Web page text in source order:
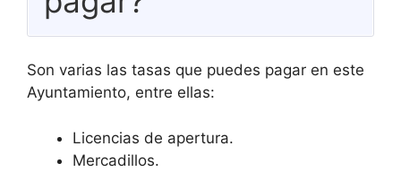
Son varias las tasas que puedes pagar en este
Ayuntamiento, entre ellas:
Licencias de apertura.
Mercadillos.